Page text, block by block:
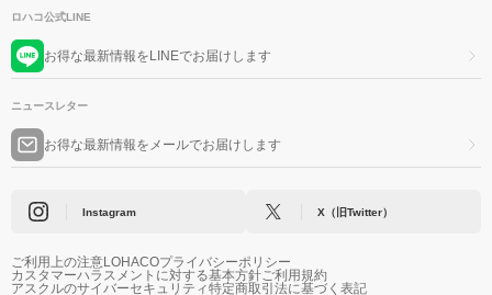
ロハコ公式LINE
お得な最新情報をLINEでお届けします
ニュースレター
お得な最新情報をメールでお届けします
Instagram X（旧Twitter）
ご利用上の注意LOHACOプライバシーポリシー
カスタマーハラスメントに対する基本方針ご利用規約
アスクルのサイバーセキュリティ特定商取引法に基づく表記